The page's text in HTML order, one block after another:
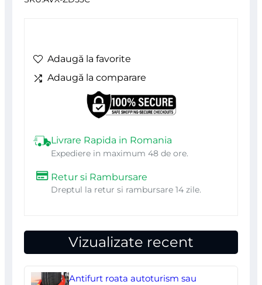
Livrare Rapida in Romania
Expediere in maximum 48 de ore.
Retur si Rambursare
Dreptul la retur si rambursare 14 zile.
Adaugă la favorite
Adaugă la comparare
Vizualizate recent
Antifurt roata autoturism sau